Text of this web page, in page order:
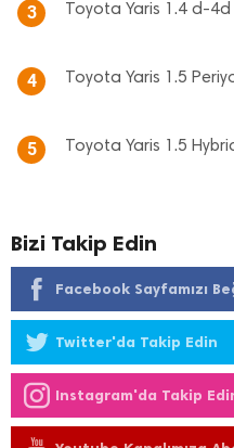
3 Toyota Yaris 1.4 d-4d
4 Toyota Yaris 1.5
5 Toyota Yaris 1.5
Bizi Takip Edin
Facebook Sayfamızı
Twitter'da Takip Edin
Instagram'da Takip